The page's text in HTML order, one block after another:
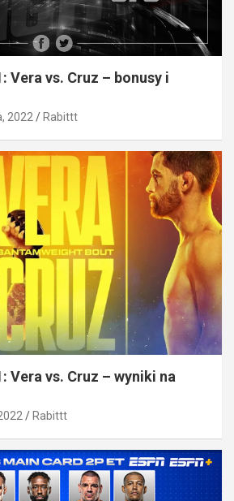
Vera vs. Cruz – bonusy i
2022 Rabittt
Vera vs. Cruz – wyniki na
Rabittt